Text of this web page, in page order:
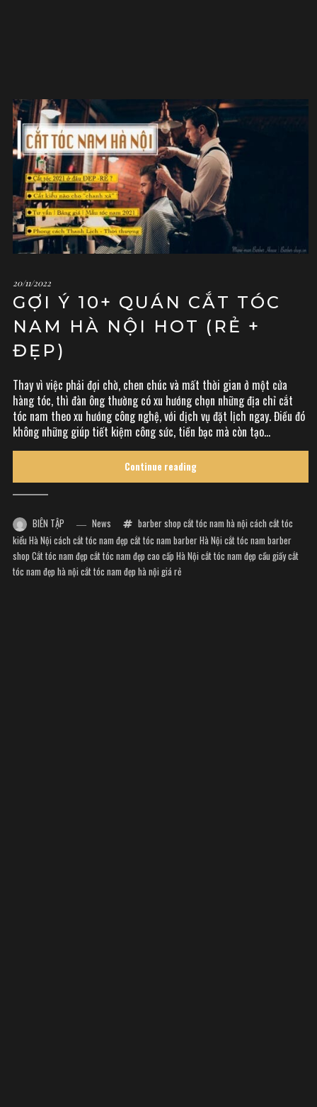
20/11/2022
GỢI Ý 10+ QUÁN CẮT TÓC
NAM HÀ NỘI HOT (RẺ +
ĐẸP)
Thay vì việc phải đợi chờ, chen chúc và mất thời gian ở một cửa
hàng tóc, thì đàn ông thường có xu hướng chọn những địa chỉ cắt
tóc nam theo xu hướng công nghệ, với dịch vụ đặt lịch ngay. Điều đó
không những giúp tiết kiệm công sức, tiền bạc mà còn tạo...
Continue reading
BIÊN TẬP News barber shop cắt tóc nam hà nội cách cắt tóc
kiểu Hà Nội cách cắt tóc nam đẹp cắt tóc nam barber Hà Nội cắt tóc nam barber
shop Cắt tóc nam đẹp cắt tóc nam đẹp cao cấp Hà Nội cắt tóc nam đẹp cầu giấycắt
tóc nam đẹp hà nội cắt tóc nam đẹp hà nội giá rẻ